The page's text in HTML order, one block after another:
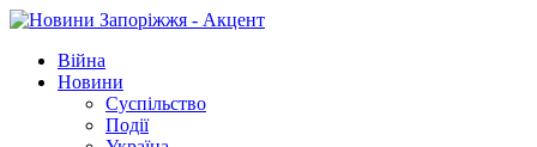
Війна
Новини
Суспільство
Події